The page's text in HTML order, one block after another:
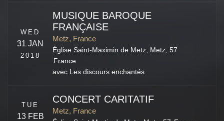
WED
31 JAN
2018
MUSIQUE BAROQUE
FRANÇAISE
Metz, France
Église Saint-Maximin de Metz, Metz, 57
France
avec Les discours enchantés
TUE
13 FEB
CONCERT CARITATIF
Metz, France